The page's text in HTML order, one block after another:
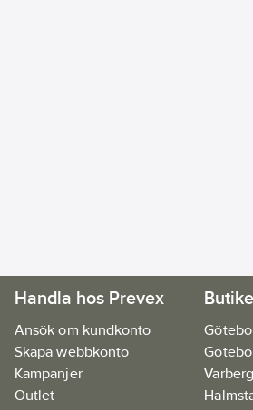
Handla hos Prevex
Ansök om kundkonto
Skapa webbkonto
Kampanjer
Outlet
Varberg